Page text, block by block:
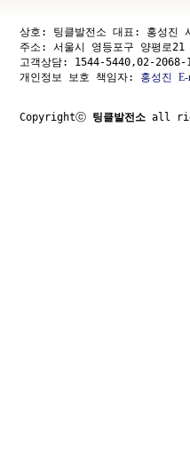
상호: 팅클발전소 대표: 홍성
주소: 서울시 영등포구 양평
고객상담: 1544-5440,02-
개인정보 보호 책임자: 홍성진
Copyrightⓒ 팅클발전소 all